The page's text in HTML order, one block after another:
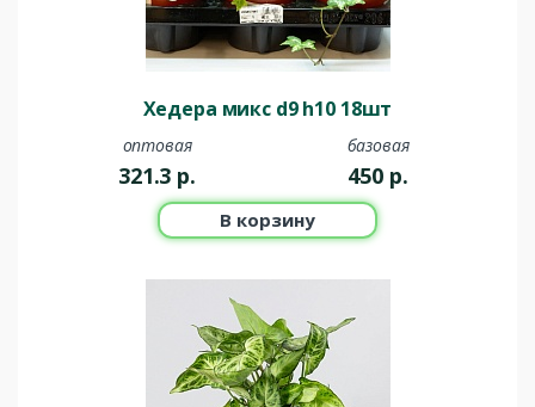
Хедера микс d9 h10 18шт
оптовая
321.3 р.
базовая
450 р.
В корзину